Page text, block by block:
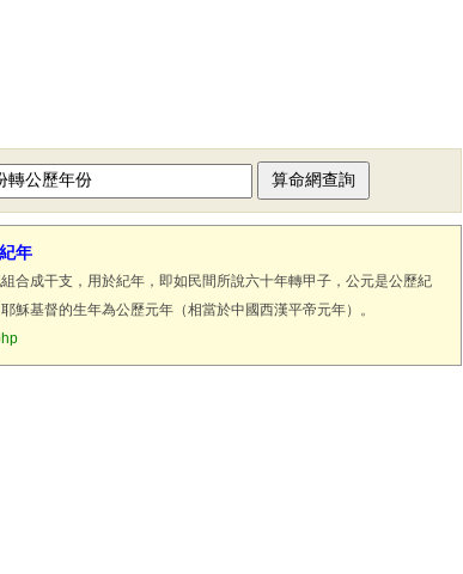
年
合成干支，用於紀年，即如民間所說六十年轉甲子，公元是公歷紀
穌基督的生年為公歷元年（相當於中國西漢平帝元年）。